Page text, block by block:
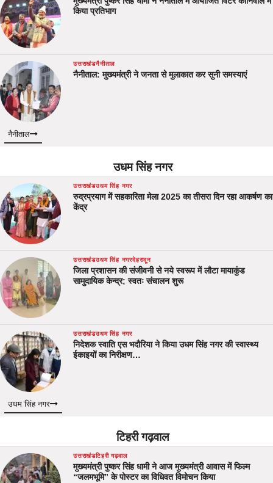
किया प्रतिभाग
उत्तराखंडनैनीताल
नैनीताल: मुख्यमंत्री ने जनता से मुलाकात कर सुनी समस्याएं
नैनीताल
उधम सिंह नगर
उत्तराखंडउधम सिंह नगर
रुद्रप्रयाग में सहकारिता मेला 2025 का तीसरा दिन रहा आकर्षण का
केंद्र
उत्तराखंडउधम सिंह नगरदेहरादून
जिला प्रशासन की संजीवनी से नये स्वरूप में लौटा मायाकुंड
सामुदायिक केन्द्र; स्वतः संचालन शुरू
उत्तराखंडउधम सिंह नगर
निदेशक स्वाति एस भदौरिया ने किया उधम सिंह नगर की स्वास्थ्य
ईकाइयों का निरीक्षण…
उधम सिंह नगर
टिहरी गढ़वाल
उत्तराखंडटिहरी गढ़वाल
मुख्यमंत्री पुष्कर सिंह धामी ने आज मुख्यमंत्री आवास में फिल्म
“जलमभूमि” के पोस्टर का विधिवत विमोचन किया